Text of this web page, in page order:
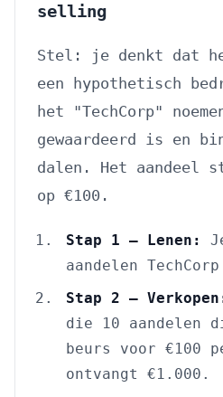
selling
Stel: je denkt dat
een hypothetisch
het "TechCorp"
gewaardeerd is en
dalen. Het aandeel
op €100.
Stap 1 — Lenen:
aandelen
Stap 2 —
die 10 aandelen
beurs voor €100
ontvangt €1.000.